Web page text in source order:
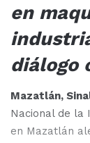
en
diálogo
Mazatlán,
Nacional de la
en Mazatlán